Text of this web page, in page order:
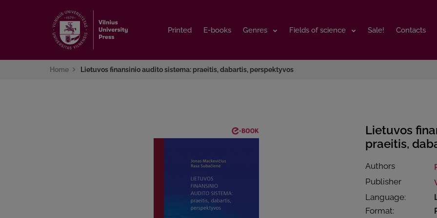
Printed E-books Genres Fields of science Sale! Contacts
Printed E-books Genres Fields of science Sale! Contacts
Home Lietuvos finansinio audito sistema: praeitis, dabartis, perspektyvos
Lietuvos
praeitis,
Authors
Publisher
Language:
Format: